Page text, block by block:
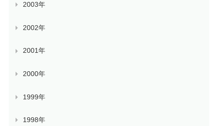
2003年
2002年
2001年
2000年
1999年
1998年